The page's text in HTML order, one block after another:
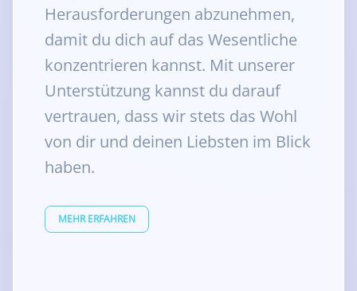
Herausforderungen abzunehmen,
damit du dich auf das Wesentliche
konzentrieren kannst. Mit unserer
Unterstützung kannst du darauf
vertrauen, dass wir stets das Wohl
von dir und deinen Liebsten im Blick
haben.
MEHR ERFAHREN